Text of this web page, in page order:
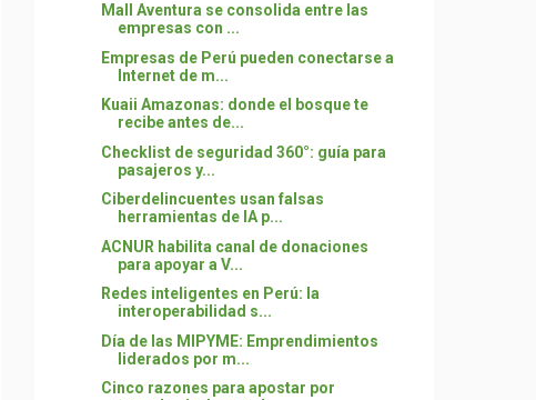
Mall Aventura se consolida entre las
empresas con ...
Empresas de Perú pueden conectarse a
Internet de m...
Kuaii Amazonas: donde el bosque te
recibe antes de...
Checklist de seguridad 360°: guía para
pasajeros y...
Ciberdelincuentes usan falsas
herramientas de IA p...
ACNUR habilita canal de donaciones
para apoyar a V...
Redes inteligentes en Perú: la
interoperabilidad s...
Día de las MIPYME: Emprendimientos
liderados por m...
Cinco razones para apostar por